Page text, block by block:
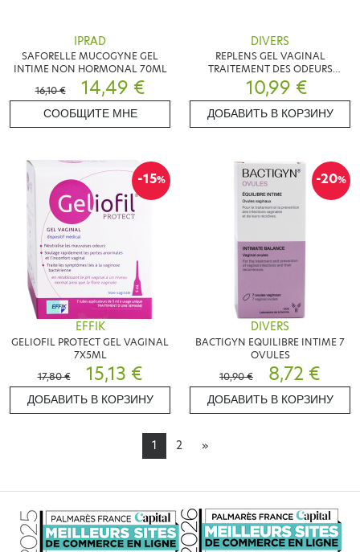
IPRAD
SAFORELLE MUCOGYNE GEL
INTIME NON HORMONAL 70ML
16,10 €
14,49 €
СООБЩИТЕ МНЕ
DIVERS
REPLENS GEL VAGINAL
TRAITEMENT DES ODEURS
VAGINALES 3 UNIDOSES
10,99 €
ДОБАВИТЬ В КОРЗИНУ
-15%
EFFIK
GELIOFIL PROTECT GEL VAGINAL
7X5ML
17,80 €
15,13 €
ДОБАВИТЬ В КОРЗИНУ
-20%
DIVERS
BACTIGYN EQUILIBRE INTIME 7
OVULES
10,90 €
8,72 €
ДОБАВИТЬ В КОРЗИНУ
1 2 »